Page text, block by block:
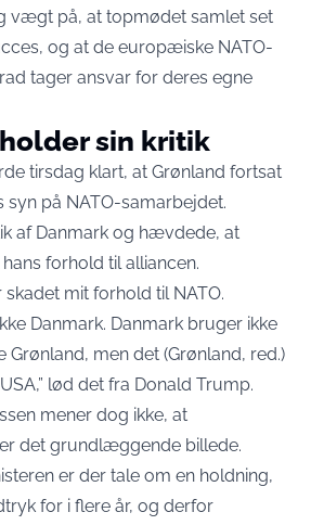
vægt på, at topmødet samlet set
og at de europæiske NATO-
tager ansvar for deres egne
sin kritik
tirsdag klart, at Grønland fortsat
syn på NATO-samarbejdet.
af Danmark og hævdede, at
forhold til alliancen.
skadet mit forhold til NATO.
Danmark. Danmark bruger ikke
men det (Grønland, red.)
lød det fra Donald Trump.
mener dog ikke, at
det grundlæggende billede.
er der tale om en holdning,
for i flere år, og derfor